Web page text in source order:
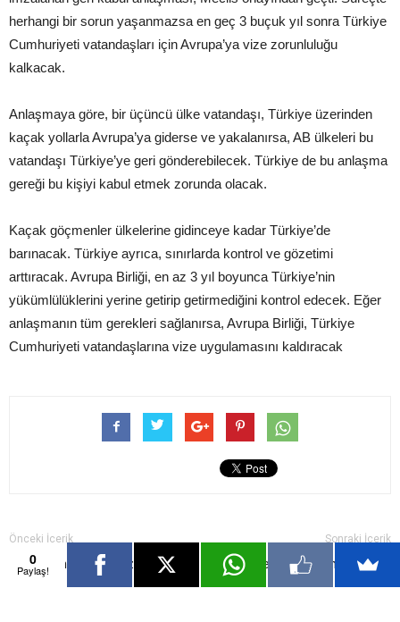
herhangi bir sorun yaşanmazsa en geç 3 buçuk yıl sonra Türkiye
Cumhuriyeti vatandaşları için Avrupa’ya vize zorunluluğu
kalkacak.
Anlaşmaya göre, bir üçüncü ülke vatandaşı, Türkiye üzerinden
kaçak yollarla Avrupa’ya giderse ve yakalanırsa, AB ülkeleri bu
vatandaşı Türkiye’ye geri gönderebilecek. Türkiye de bu anlaşma
gereği bu kişiyi kabul etmek zorunda olacak.
Kaçak göçmenler ülkelerine gidinceye kadar Türkiye’de
barınacak. Türkiye ayrıca, sınırlarda kontrol ve gözetimi
arttıracak. Avrupa Birliği, en az 3 yıl boyunca Türkiye’nin
yükümlülüklerini yerine getirip getirmediğini kontrol edecek. Eğer
anlaşmanın tüm gerekleri sağlanırsa, Avrupa Birliği, Türkiye
Cumhuriyeti vatandaşlarına vize uygulamasını kaldıracak
Önceki İçerik
BIST aslında ‘kararsız’ başladı
Sonraki İçerik
Stres gerektiğinden fazla
0
Paylaş!